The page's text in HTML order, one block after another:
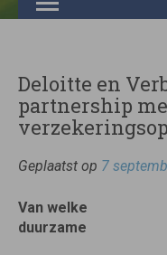
Deloitte en
partnership
Geplaatst op 7
Van welke
duurzame